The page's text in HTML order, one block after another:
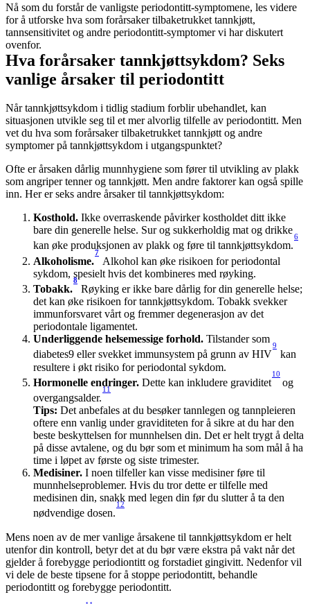
Nå som du forstår de vanligste periodontitt-symptomene, les videre
for å utforske hva som forårsaker tilbaketrukket tannkjøtt,
tannsensitivitet og andre periodontitt-symptomer vi har diskutert
ovenfor.
Hva forårsaker tannkjøttsykdom? Seks
vanlige årsaker til periodontitt
Når tannkjøttsykdom i tidlig stadium forblir ubehandlet, kan
situasjonen utvikle seg til et mer alvorlig tilfelle av periodontitt. Men
vet du hva som forårsaker tilbaketrukket tannkjøtt og andre
symptomer på tannkjøttsykdom i utgangspunktet?
Ofte er årsaken dårlig munnhygiene som fører til utvikling av plakk
som angriper tenner og tannkjøtt. Men andre faktorer kan også spille
inn. Her er seks andre årsaker til tannkjøttsykdom:
Kosthold. Ikke overraskende påvirker kostholdet ditt ikke
bare din generelle helse. Sur og sukkerholdig mat og drikke
kan øke produksjonen av plakk og føre til tannkjøttsykdom.
6
Alkoholisme.
7
Alkohol kan øke risikoen for periodontal
sykdom, spesielt hvis det kombineres med røyking.
Tobakk.
8
Røyking er ikke bare dårlig for din generelle helse;
det kan øke risikoen for tannkjøttsykdom. Tobakk svekker
immunforsvaret vårt og fremmer degenerasjon av det
periodontale ligamentet.
Underliggende helsemessige forhold. Tilstander som
diabetes9 eller svekket immunsystem på grunn av HIV
9
kan
resultere i økt risiko for periodontal sykdom.
Hormonelle endringer. Dette kan inkludere graviditet
10
og
overgangsalder.
11
Tips: Det anbefales at du besøker tannlegen og tannpleieren
oftere enn vanlig under graviditeten for å sikre at du har den
beste beskyttelsen for munnhelsen din. Det er helt trygt å delta
på disse avtalene, og du bør som et minimum ha som mål å ha
time i løpet av første og siste trimester.
Medisiner. I noen tilfeller kan visse medisiner føre til
munnhelseproblemer. Hvis du tror dette er tilfelle med
medisinen din, snakk med legen din før du slutter å ta den
nødvendige dosen.
12
Mens noen av de mer vanlige årsakene til tannkjøttsykdom er helt
utenfor din kontroll, betyr det at du bør være ekstra på vakt når det
gjelder å forebygge periodiontitt og forstadiet gingivitt. Nedenfor vil
vi dele de beste tipsene for å stoppe periodontitt, behandle
periodontitt og forebygge periodontitt.